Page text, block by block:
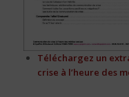
Téléchargez un
crise à l’heure des